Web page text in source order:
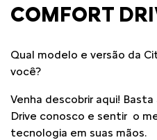
COMFORT
Qual modelo e versão da
você?
Venha descobrir aqui!
Drive conosco e sentir o
tecnologia em suas mãos.